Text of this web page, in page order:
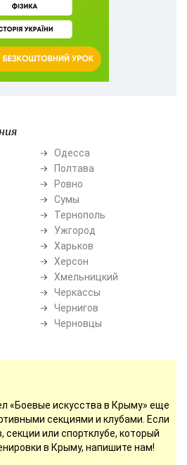
Одесса
Полтава
Ровно
Сумы
Тернополь
Ужгород
Харьков
Херсон
Хмельницкий
Черкассы
Чернигов
Черновцы
«Боевые искусства в Крыму» еще
секциями и клубами. Если
секции или спортклубе, который
в Крыму, напишите нам!